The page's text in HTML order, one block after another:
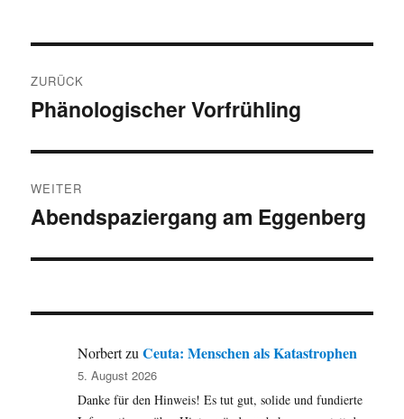
ZURÜCK
Vorheriger
Phänologischer Vorfrühling
WEITER
Nächster
Abendspaziergang am Eggenberg
NorbertzuCeuta: Menschen als Katastrophen
5. August 2026
Danke für den Hinweis! Es tut gut, solide und fundierte